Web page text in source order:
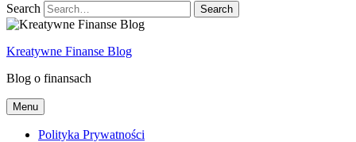
Search
Kreatywne Finanse Blog
Blog o finansach
Menu
Polityka Prywatności